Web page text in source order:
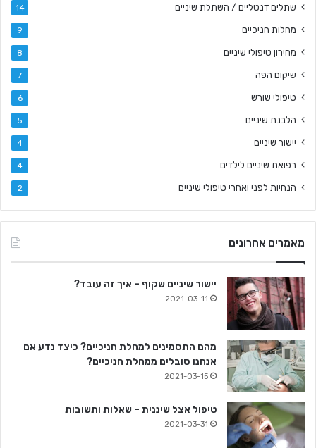
שתלים דנטליים / השתלת שיניים 14
מחלות חניכיים 9
מחירון טיפולי שיניים 8
שיקום הפה 7
טיפולי שורש 6
הלבנת שיניים 5
יישור שיניים 4
רפואת שיניים לילדים 4
הנחיות לפני ואחרי טיפולי שיניים 2
מאמרים אחרונים
יישור שיניים שקוף – איך זה עובד?
2021-03-11
מהם התסמינים למחלת חניכיים? כיצד נדע אם
אנחנו סובלים ממחלת חניכיים?
2021-03-15
טיפול אצל שיננית – שאלות ותשובות
2021-03-31